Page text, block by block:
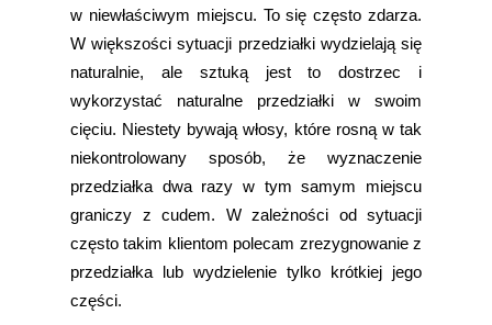
w niewłaściwym miejscu. To się często zdarza.
W większości sytuacji przedziałki wydzielają się
naturalnie, ale sztuką jest to dostrzec i
wykorzystać naturalne przedziałki w swoim
cięciu. Niestety bywają włosy, które rosną w tak
niekontrolowany sposób, że wyznaczenie
przedziałka dwa razy w tym samym miejscu
graniczy z cudem. W zależności od sytuacji
często takim klientom polecam zrezygnowanie z
przedziałka lub wydzielenie tylko krótkiej jego
części.